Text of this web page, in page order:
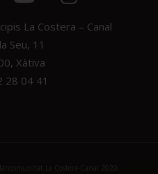
La Costera – Canal
Seu, 11
Xàtiva
28 04 41